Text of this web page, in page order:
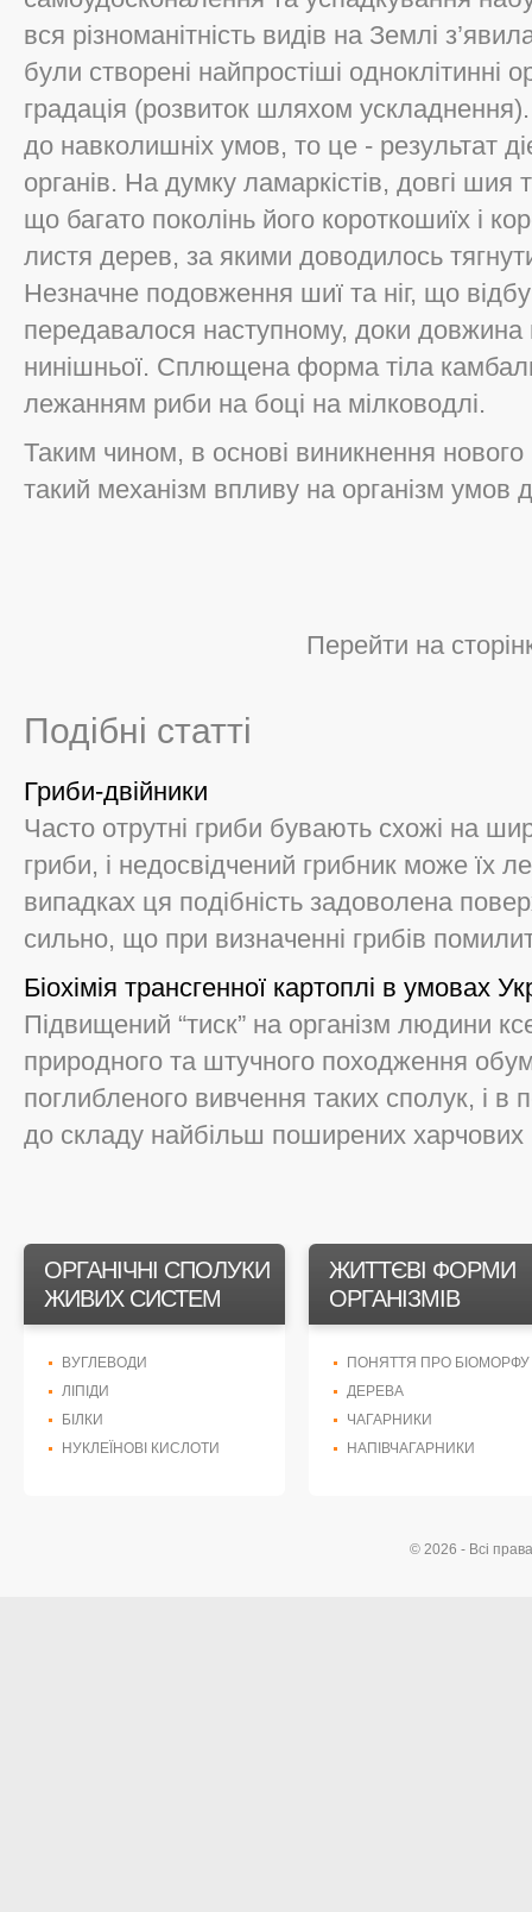
вся рiзноманiтнiсть видiв на Землi
були створенi найпростiшi одноклiтиннi
градацiя (розвиток шляхом
до навколишнiх умов, то це - результат
органiв. На думку ламаркiстiв, довгi шия
що багато поколiнь його короткошиїх i
листя дерев, за якими доводилось
Незначне подовження шиї та нiг, що
передавалося наступному, доки довжина
нинiшньої. Сплющена форма тiла
лежанням риби на боцi на мiлководлi.
Таким чином, в основi виникнення
такий механiзм впливу на органiзм умов
Перейти на
Подібні статті
Гриби-двійники
Часто отрутні гриби бувають схожі на
гриби, і недосвідчений грибник може їх
випадках ця подібність задоволена
сильно, що при визначенні грибів
Біохімія трансгенної картоплі в умовах
Підвищений “тиск” на організм людини
природного та штучного походження
поглибленого вивчення таких сполук, і в
до складу найбільш поширених харчових
ОРГАНІЧНІ СПОЛУКИ
ЖИВИХ СИСТЕМ
ВУГЛЕВОДИ
ЛІПІДИ
БІЛКИ
НУКЛЕЇНОВІ КИСЛОТИ
ЖИТТЄВІ ФОРМИ
ОРГАНІЗМІВ
ПОНЯТТЯ ПРО БІОМОРФУ
ДЕРЕВА
ЧАГАРНИКИ
НАПІВЧАГАРНИКИ
© 2026 - Всі